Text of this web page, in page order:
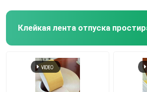
Клейкая лента отпуска